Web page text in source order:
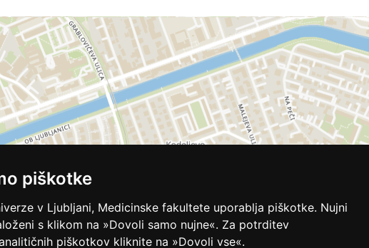
piškotke
v Ljubljani, Medicinske fakultete uporablja piškotke. Nujni
s klikom na »Dovoli samo nujne«. Za potrditev
piškotkov kliknite na »Dovoli vse«.